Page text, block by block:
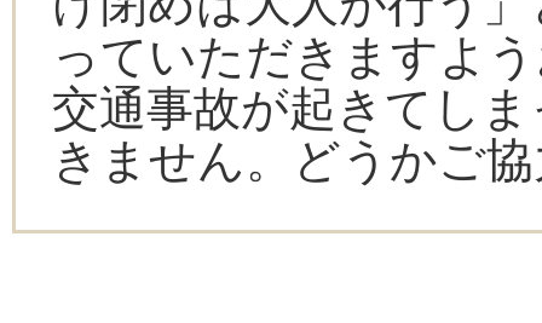
っていただきますよ
交通事故が起きてし
きません。どうかご